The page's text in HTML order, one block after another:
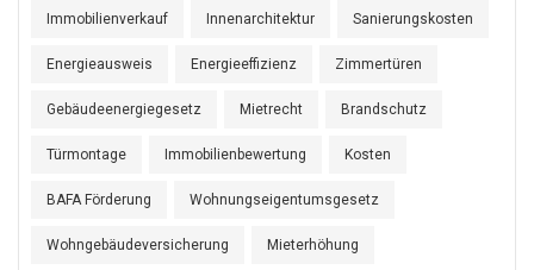
Immobilienverkauf Innenarchitektur Sanierungskosten
Energieausweis Energieeffizienz Zimmertüren
Gebäudeenergiegesetz Mietrecht Brandschutz
Türmontage Immobilienbewertung Kosten
BAFA Förderung Wohnungseigentumsgesetz
Wohngebäudeversicherung Mieterhöhung